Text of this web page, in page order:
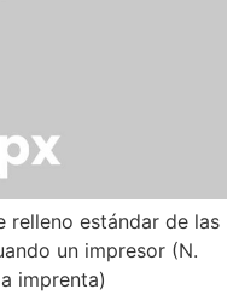
relleno estándar de las
un impresor (N.
imprenta)